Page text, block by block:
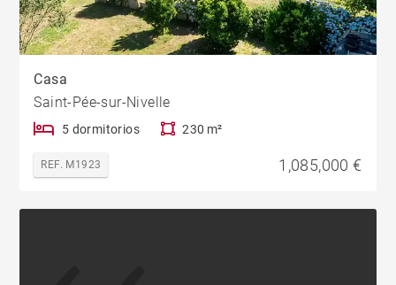
Casa
Saint-Pée-sur-Nivelle
5 dormitorios 230 m²
REF. M1923 1,085,000 €